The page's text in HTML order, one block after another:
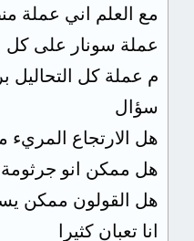
مع العلم اني عملة
عملة سونار على كل
م عملة كل التحاليل بردو
سؤال
هل الارتجاع المريء ممكن يعمل
هل ممكن انو جرثومة
هل القولون ممكن
انا تعبان كثيرا